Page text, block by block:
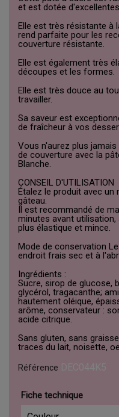
et est dotée
Elle est très résistante à
rend parfaite pour les
couverture résistante.
Elle est également très
découpes et les formes.
Elle est très douce au
travailler.
Sa saveur est
de fraîcheur à vos
Vous n'aurez plus
de couverture avec la
Blanche.
CONSEIL D'UTILISATION
Étalez le produit avec un
gâteau.
Il est recommandé de
minutes avant
plus élastique et mince.
Mode de conservation
endroit frais sec et à
Ingrédients :
Sucre, sirop de glucose,
glycérol, tragacanthe;
hautement oléique,
arôme, conservateur :
acide citrique.
Sans gluten, sans
traces du lait, noisette,
Référence
Fiche technique